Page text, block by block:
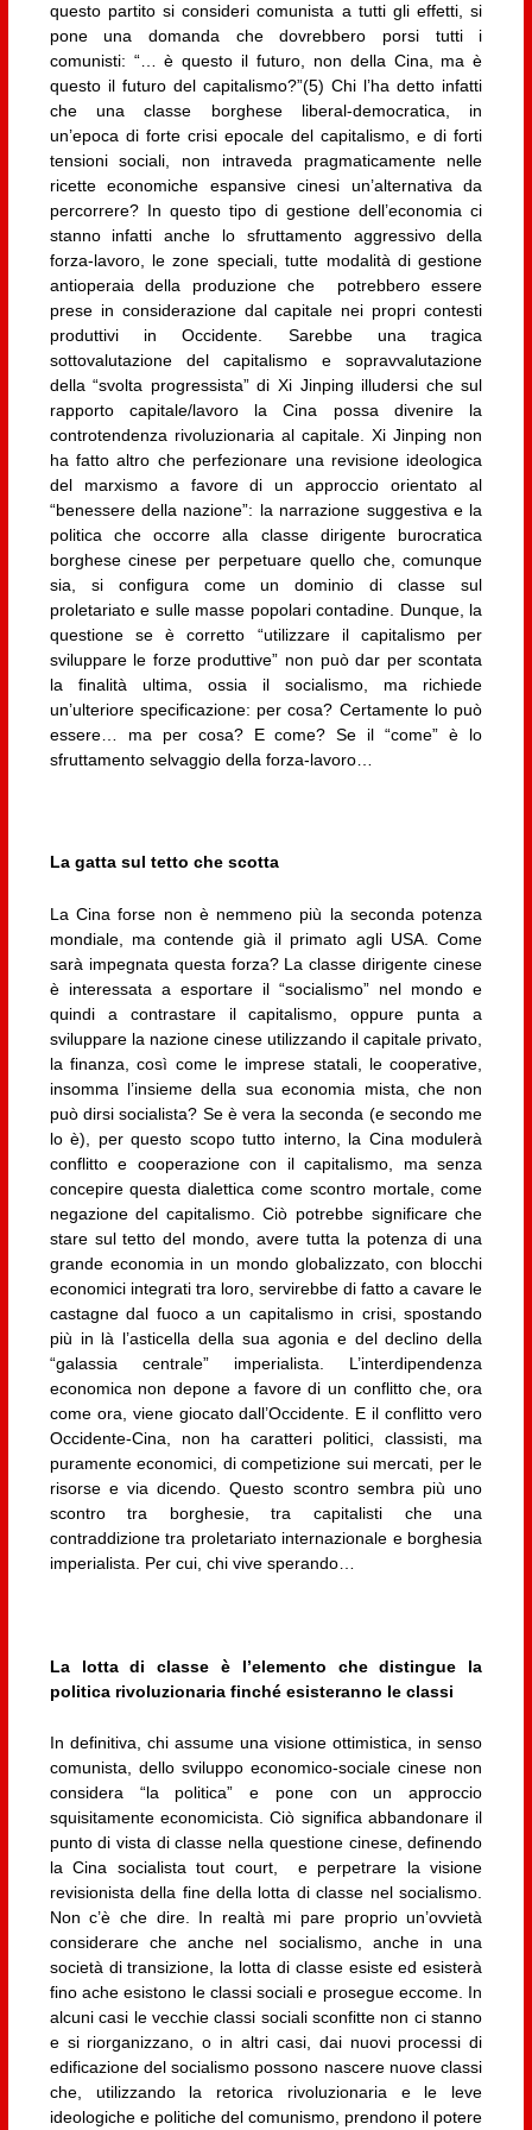
questo partito si consideri comunista a tutti gli effetti, si
pone una domanda che dovrebbero porsi tutti i
comunisti: “… è questo il futuro, non della Cina, ma è
questo il futuro del capitalismo?”(5) Chi l’ha detto infatti
che una classe borghese liberal-democratica, in
un’epoca di forte crisi epocale del capitalismo, e di forti
tensioni sociali, non intraveda pragmaticamente nelle
ricette economiche espansive cinesi un’alternativa da
percorrere? In questo tipo di gestione dell’economia ci
stanno infatti anche lo sfruttamento aggressivo della
forza-lavoro, le zone speciali, tutte modalità di gestione
antioperaia della produzione che potrebbero essere
prese in considerazione dal capitale nei propri contesti
produttivi in Occidente. Sarebbe una tragica
sottovalutazione del capitalismo e sopravvalutazione
della “svolta progressista” di Xi Jinping illudersi che sul
rapporto capitale/lavoro la Cina possa divenire la
controtendenza rivoluzionaria al capitale. Xi Jinping non
ha fatto altro che perfezionare una revisione ideologica
del marxismo a favore di un approccio orientato al
“benessere della nazione”: la narrazione suggestiva e la
politica che occorre alla classe dirigente burocratica
borghese cinese per perpetuare quello che, comunque
sia, si configura come un dominio di classe sul
proletariato e sulle masse popolari contadine. Dunque, la
questione se è corretto “utilizzare il capitalismo per
sviluppare le forze produttive” non può dar per scontata
la finalità ultima, ossia il socialismo, ma richiede
un’ulteriore specificazione: per cosa? Certamente lo può
essere… ma per cosa? E come? Se il “come” è lo
sfruttamento selvaggio della forza-lavoro…
La gatta sul tetto che scotta
La Cina forse non è nemmeno più la seconda potenza
mondiale, ma contende già il primato agli USA. Come
sarà impegnata questa forza? La classe dirigente cinese
è interessata a esportare il “socialismo” nel mondo e
quindi a contrastare il capitalismo, oppure punta a
sviluppare la nazione cinese utilizzando il capitale privato,
la finanza, così come le imprese statali, le cooperative,
insomma l’insieme della sua economia mista, che non
può dirsi socialista? Se è vera la seconda (e secondo me
lo è), per questo scopo tutto interno, la Cina modulerà
conflitto e cooperazione con il capitalismo, ma senza
concepire questa dialettica come scontro mortale, come
negazione del capitalismo. Ciò potrebbe significare che
stare sul tetto del mondo, avere tutta la potenza di una
grande economia in un mondo globalizzato, con blocchi
economici integrati tra loro, servirebbe di fatto a cavare le
castagne dal fuoco a un capitalismo in crisi, spostando
più in là l’asticella della sua agonia e del declino della
“galassia centrale” imperialista. L’interdipendenza
economica non depone a favore di un conflitto che, ora
come ora, viene giocato dall’Occidente. E il conflitto vero
Occidente-Cina, non ha caratteri politici, classisti, ma
puramente economici, di competizione sui mercati, per le
risorse e via dicendo. Questo scontro sembra più uno
scontro tra borghesie, tra capitalisti che una
contraddizione tra proletariato internazionale e borghesia
imperialista. Per cui, chi vive sperando…
La lotta di classe è l’elemento che distingue la
politica rivoluzionaria finché esisteranno le classi
In definitiva, chi assume una visione ottimistica, in senso
comunista, dello sviluppo economico-sociale cinese non
considera “la politica” e pone con un approccio
squisitamente economicista. Ciò significa abbandonare il
punto di vista di classe nella questione cinese, definendo
la Cina socialista tout court, e perpetrare la visione
revisionista della fine della lotta di classe nel socialismo.
Non c’è che dire. In realtà mi pare proprio un’ovvietà
considerare che anche nel socialismo, anche in una
società di transizione, la lotta di classe esiste ed esisterà
fino ache esistono le classi sociali e prosegue eccome. In
alcuni casi le vecchie classi sociali sconfitte non ci stanno
e si riorganizzano, o in altri casi, dai nuovi processi di
edificazione del socialismo possono nascere nuove classi
che, utilizzando la retorica rivoluzionaria e le leve
ideologiche e politiche del comunismo, prendono il potere